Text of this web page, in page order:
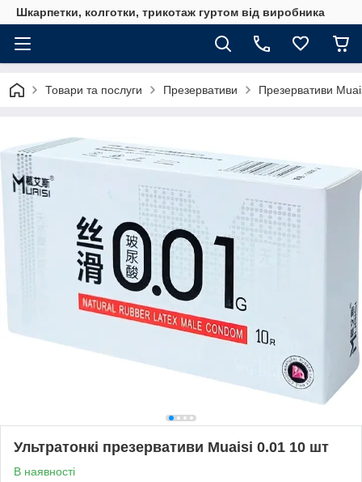
Шкарпетки, колготки, трикотаж гуртом від виробника
Товари та послуги Презервативи Презервативи
Ультратонкі презервативи Muaisi 0.01 10 шт
В наявності